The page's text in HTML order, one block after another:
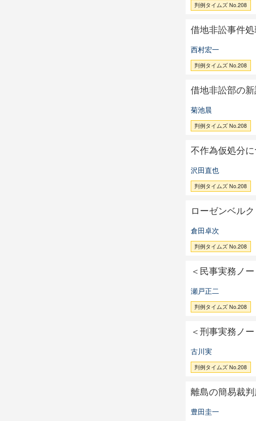
判例タイムズ No.208
借地非訟事件処
西村宏一
判例タイムズ No.208
借地非訟部の
菊池晨
判例タイムズ No.208
不作為仮処分
沢田直也
判例タイムズ No.208
ローゼンベル
倉田卓次
判例タイムズ No.208
＜民事実務ノ
瀬戸正二
判例タイムズ No.208
＜刑事実務ノ
古川実
判例タイムズ No.208
離島の簡易裁
豊田圭一